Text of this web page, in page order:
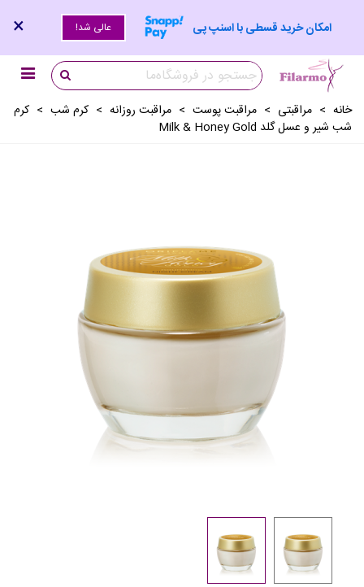
امکان خرید قسطی با اسنپ پی عالی شد! ×
خانه > مراقبتی > مراقبت پوست > مراقبت روزانه > کرم شب > کرم
شب شیر و عسل گلد Milk & Honey Gold